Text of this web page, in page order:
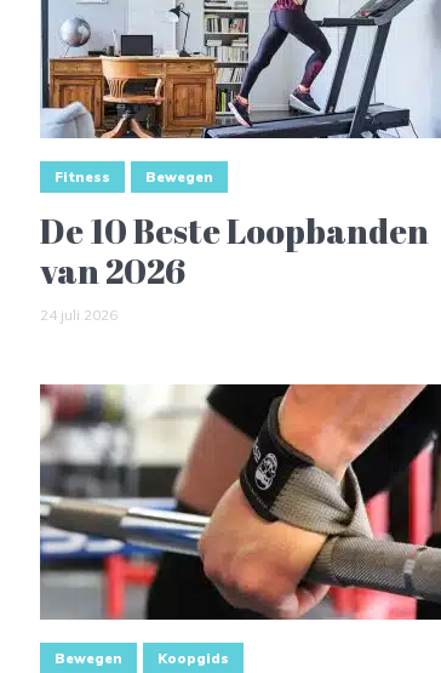
Fitness Bewegen
De 10 Beste Loopbanden
van 2026
24 juli 2026
Bewegen Koopgids